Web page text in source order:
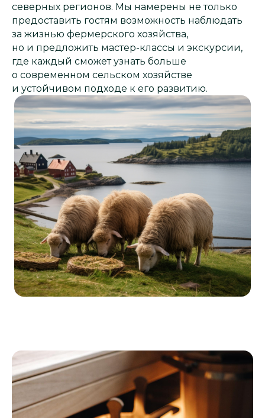
северных регионов. Мы намерены не только
предоставить гостям возможность наблюдать
за жизнью фермерского хозяйства,
но и предложить мастер-классы и экскурсии,
где каждый сможет узнать больше
о современном сельском хозяйстве
и устойчивом подходе к его развитию.